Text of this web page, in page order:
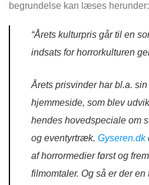
begrundelse kan læses herunder:
“Årets kulturpris går til en
indsats for horrorkulturen
Årets prisvinder har bl.a.
hjemmeside, som blev
hendes hovedspeciale om
og eventyrtræk. Gyseren.dk
af horrormedier først og
filmomtaler. Og så er der